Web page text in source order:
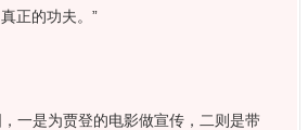
正的功夫。”
一是为贾登的电影做宣传，二则是带